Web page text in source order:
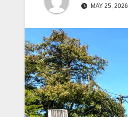
MAY 25, 2026